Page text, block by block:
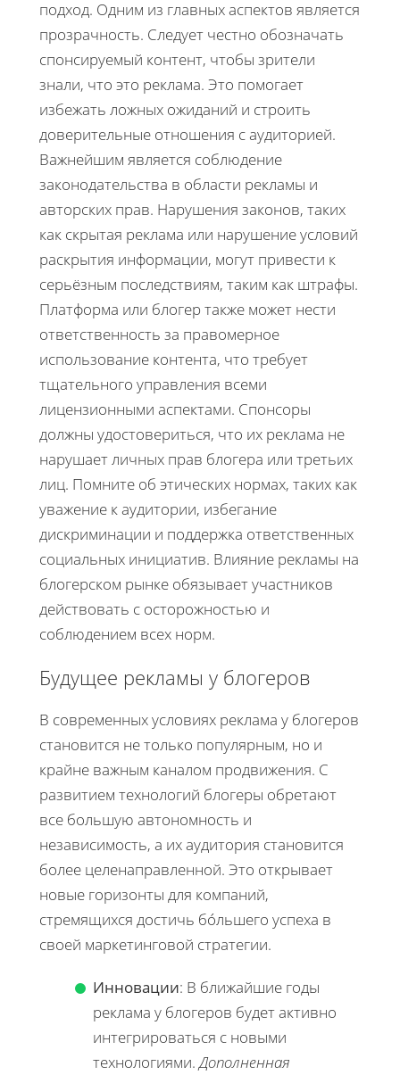
подход. Одним из главных аспектов является
прозрачность. Следует честно обозначать
спонсируемый контент, чтобы зрители
знали, что это реклама. Это помогает
избежать ложных ожиданий и строить
доверительные отношения с аудиторией.
Важнейшим является соблюдение
законодательства в области рекламы и
авторских прав. Нарушения законов, таких
как скрытая реклама или нарушение условий
раскрытия информации, могут привести к
серьёзным последствиям, таким как штрафы.
Платформа или блогер также может нести
ответственность за правомерное
использование контента, что требует
тщательного управления всеми
лицензионными аспектами. Спонсоры
должны удостовериться, что их реклама не
нарушает личных прав блогера или третьих
лиц. Помните об этических нормах, таких как
уважение к аудитории, избегание
дискриминации и поддержка ответственных
социальных инициатив. Влияние рекламы на
блогерском рынке обязывает участников
действовать с осторожностью и
соблюдением всех норм.
Будущее рекламы у блогеров
В современных условиях реклама у блогеров
становится не только популярным, но и
крайне важным каналом продвижения. С
развитием технологий блогеры обретают
все большую автономность и
независимость, а их аудитория становится
более целенаправленной. Это открывает
новые горизонты для компаний,
стремящихся достичь бóльшего успеха в
своей маркетинговой стратегии.
Инновации: В ближайшие годы
реклама у блогеров будет активно
интегрироваться с новыми
технологиями.Дополненная